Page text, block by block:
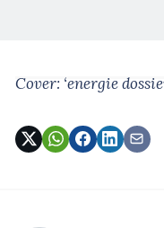
Cover: ‘energie